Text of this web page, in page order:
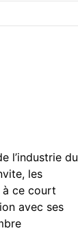
l’industrie du
les
à ce court
avec ses